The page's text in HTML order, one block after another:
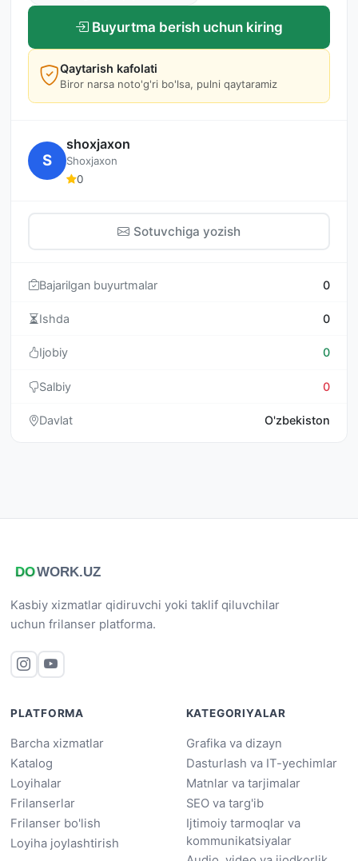
Buyurtma berish uchun kiring
Qaytarish kafolati
Biror narsa noto'g'ri bo'lsa, pulni qaytaramiz
S
shoxjaxon
Shoxjaxon
0
Sotuvchiga yozish
Bajarilgan buyurtmalar 0
Ishda 0
Ijobiy 0
Salbiy 0
Davlat O'zbekiston
Kasbiy xizmatlar qidiruvchi yoki taklif qiluvchilar
uchun frilanser platforma.
PLATFORMA
Barcha xizmatlar
Katalog
Loyihalar
Frilanserlar
Frilanser bo'lish
Loyiha joylashtirish
KATEGORIYALAR
Grafika va dizayn
Dasturlash va IT-yechimlar
Matnlar va tarjimalar
SEO va targ'ib
Ijtimoiy tarmoqlar va
kommunikatsiyalar